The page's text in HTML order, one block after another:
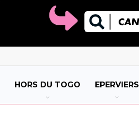
HORS DU TOGO EPERVIERS